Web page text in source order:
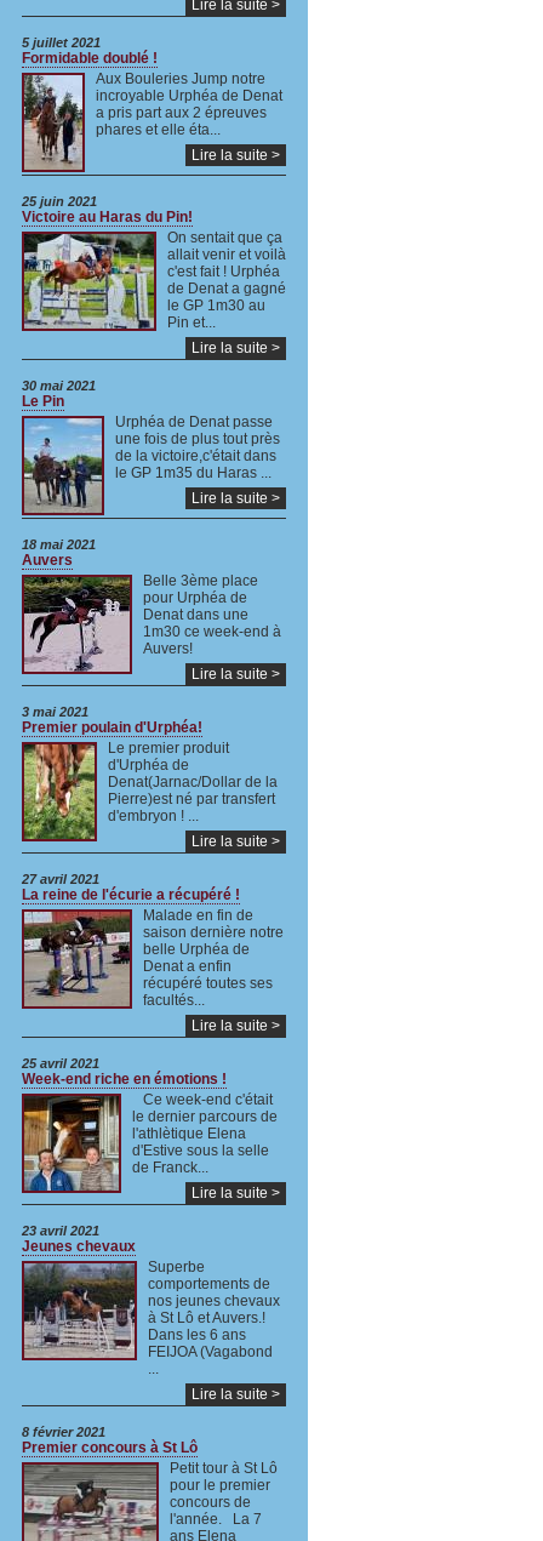
Lire la suite >
5 juillet 2021
Formidable doublé !
Aux Bouleries Jump notre
incroyable Urphéa de Denat
a pris part aux 2 épreuves
phares et elle éta...
Lire la suite >
25 juin 2021
Victoire au Haras du Pin!
On sentait que ça
allait venir et voilà
c'est fait ! Urphéa
de Denat a gagné
le GP 1m30 au
Pin et...
Lire la suite >
30 mai 2021
Le Pin
Urphéa de Denat passe
une fois de plus tout près
de la victoire,c'était dans
le GP 1m35 du Haras ...
Lire la suite >
18 mai 2021
Auvers
Belle 3ème place
pour Urphéa de
Denat dans une
1m30 ce week-end à
Auvers!
Lire la suite >
3 mai 2021
Premier poulain d'Urphéa!
Le premier produit
d'Urphéa de
Denat(Jarnac/Dollar de la
Pierre)est né par transfert
d'embryon ! ...
Lire la suite >
27 avril 2021
La reine de l'écurie a récupéré !
Malade en fin de
saison dernière notre
belle Urphéa de
Denat a enfin
récupéré toutes ses
facultés...
Lire la suite >
25 avril 2021
Week-end riche en émotions !
Ce week-end c'était
le dernier parcours de
l'athlètique Elena
d'Estive sous la selle
de Franck...
Lire la suite >
23 avril 2021
Jeunes chevaux
Superbe
comportements de
nos jeunes chevaux
à St Lô et Auvers.!
Dans les 6 ans
FEIJOA (Vagabond
...
Lire la suite >
8 février 2021
Premier concours à St Lô
Petit tour à St Lô
pour le premier
concours de
l'année. La 7
ans Elena